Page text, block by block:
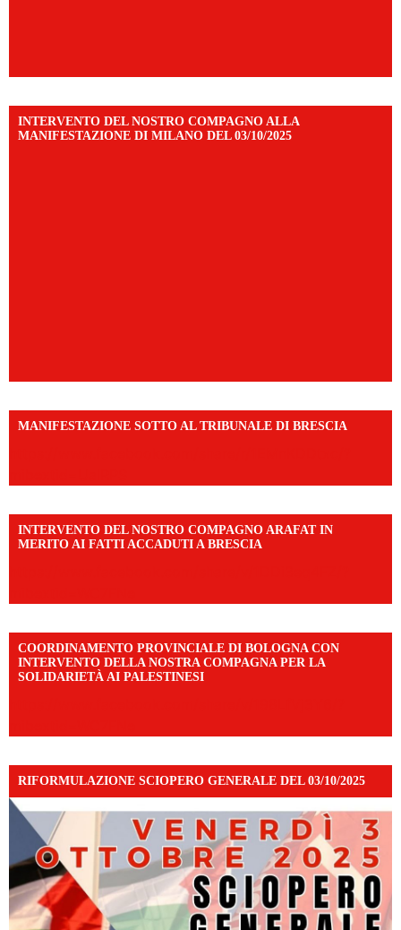
INTERVENTO DEL NOSTRO COMPAGNO ALLA
MANIFESTAZIONE DI MILANO DEL 03/10/2025
MANIFESTAZIONE SOTTO AL TRIBUNALE DI BRESCIA
INTERVENTO DEL NOSTRO COMPAGNO ARAFAT IN
MERITO AI FATTI ACCADUTI A BRESCIA
COORDINAMENTO PROVINCIALE DI BOLOGNA CON
INTERVENTO DELLA NOSTRA COMPAGNA PER LA
SOLIDARIETÀ AI PALESTINESI
RIFORMULAZIONE SCIOPERO GENERALE DEL 03/10/2025